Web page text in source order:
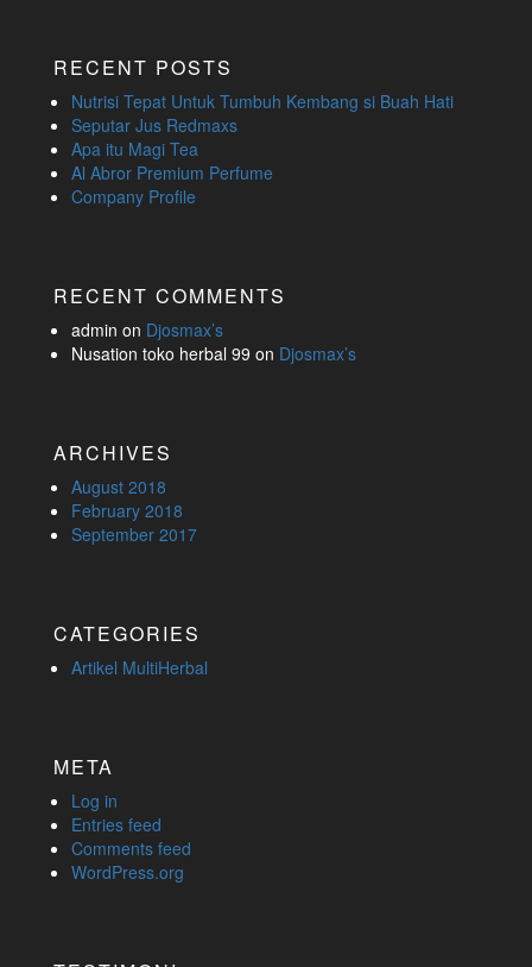
RECENT POSTS
Nutrisi Tepat Untuk Tumbuh Kembang si Buah Hati
Seputar Jus Redmaxs
Apa itu Magi Tea
Al Abror Premium Perfume
Company Profile
RECENT COMMENTS
admin on Djosmax’s
Nusation toko herbal 99 on Djosmax’s
ARCHIVES
August 2018
February 2018
September 2017
CATEGORIES
Artikel MultiHerbal
META
Log in
Entries feed
Comments feed
WordPress.org